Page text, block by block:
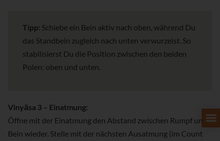
Tipp: Schiebe ein Bein aktiv nach oben, während Du
das Standbein zugleich nach unten verwurzelst. So
stabilisierst Du die Position zwischen den beiden
Polen: oben und unten.
Vinyāsa 3 – Einatmung:
Öffne mit der Einatmung den Abstand zwischen Rumpf und
Bein wieder. Stelle mit der nächsten Ausatmung (im Count